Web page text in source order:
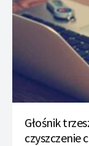
Głośnik
czyszczenie